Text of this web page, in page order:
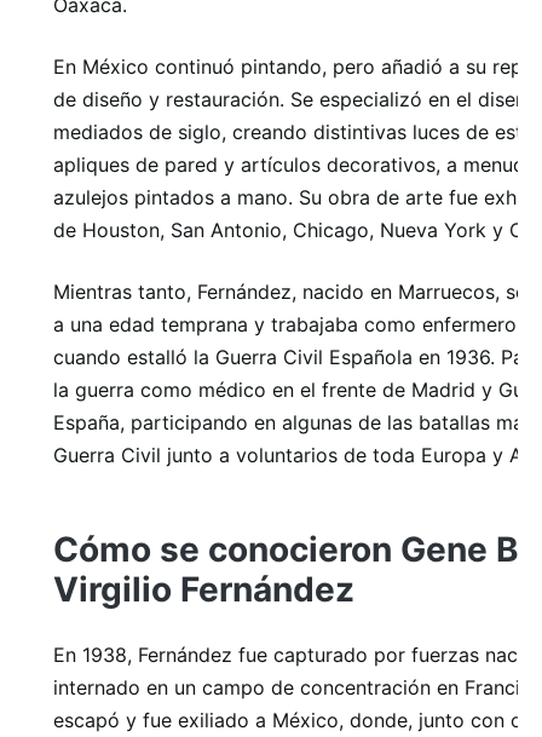
Oaxaca.
En México continuó pintando, pero añadió a su
de diseño y restauración. Se especializó en el
mediados de siglo, creando distintivas luces de
apliques de pared y artículos decorativos, a
azulejos pintados a mano. Su obra de arte fue
de Houston, San Antonio, Chicago, Nueva York y
Mientras tanto, Fernández, nacido en Marruecos, se
a una edad temprana y trabajaba como enfermero
cuando estalló la Guerra Civil Española en 1936.
la guerra como médico en el frente de Madrid y
España, participando en algunas de las batallas más
Guerra Civil junto a voluntarios de toda Europa y
Cómo se conocieron Gene
Virgilio Fernández
En 1938, Fernández fue capturado por fuerzas
internado en un campo de concentración en
escapó y fue exiliado a México, donde, junto con